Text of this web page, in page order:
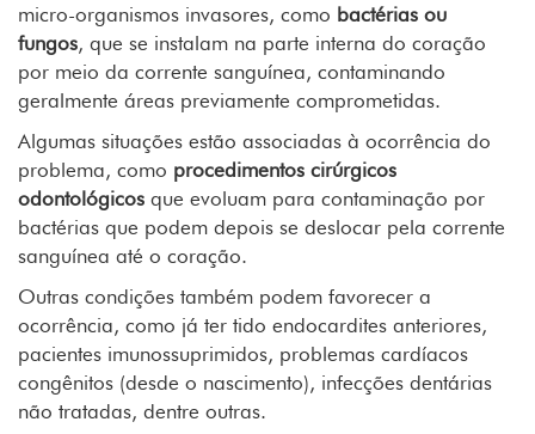
micro-organismos invasores, como bactérias ou
fungos, que se instalam na parte interna do coração
por meio da corrente sanguínea, contaminando
geralmente áreas previamente comprometidas.
Algumas situações estão associadas à ocorrência do
problema, como procedimentos cirúrgicos
odontológicos que evoluam para contaminação por
bactérias que podem depois se deslocar pela corrente
sanguínea até o coração.
Outras condições também podem favorecer a
ocorrência, como já ter tido endocardites anteriores,
pacientes imunossuprimidos, problemas cardíacos
congênitos (desde o nascimento), infecções dentárias
não tratadas, dentre outras.